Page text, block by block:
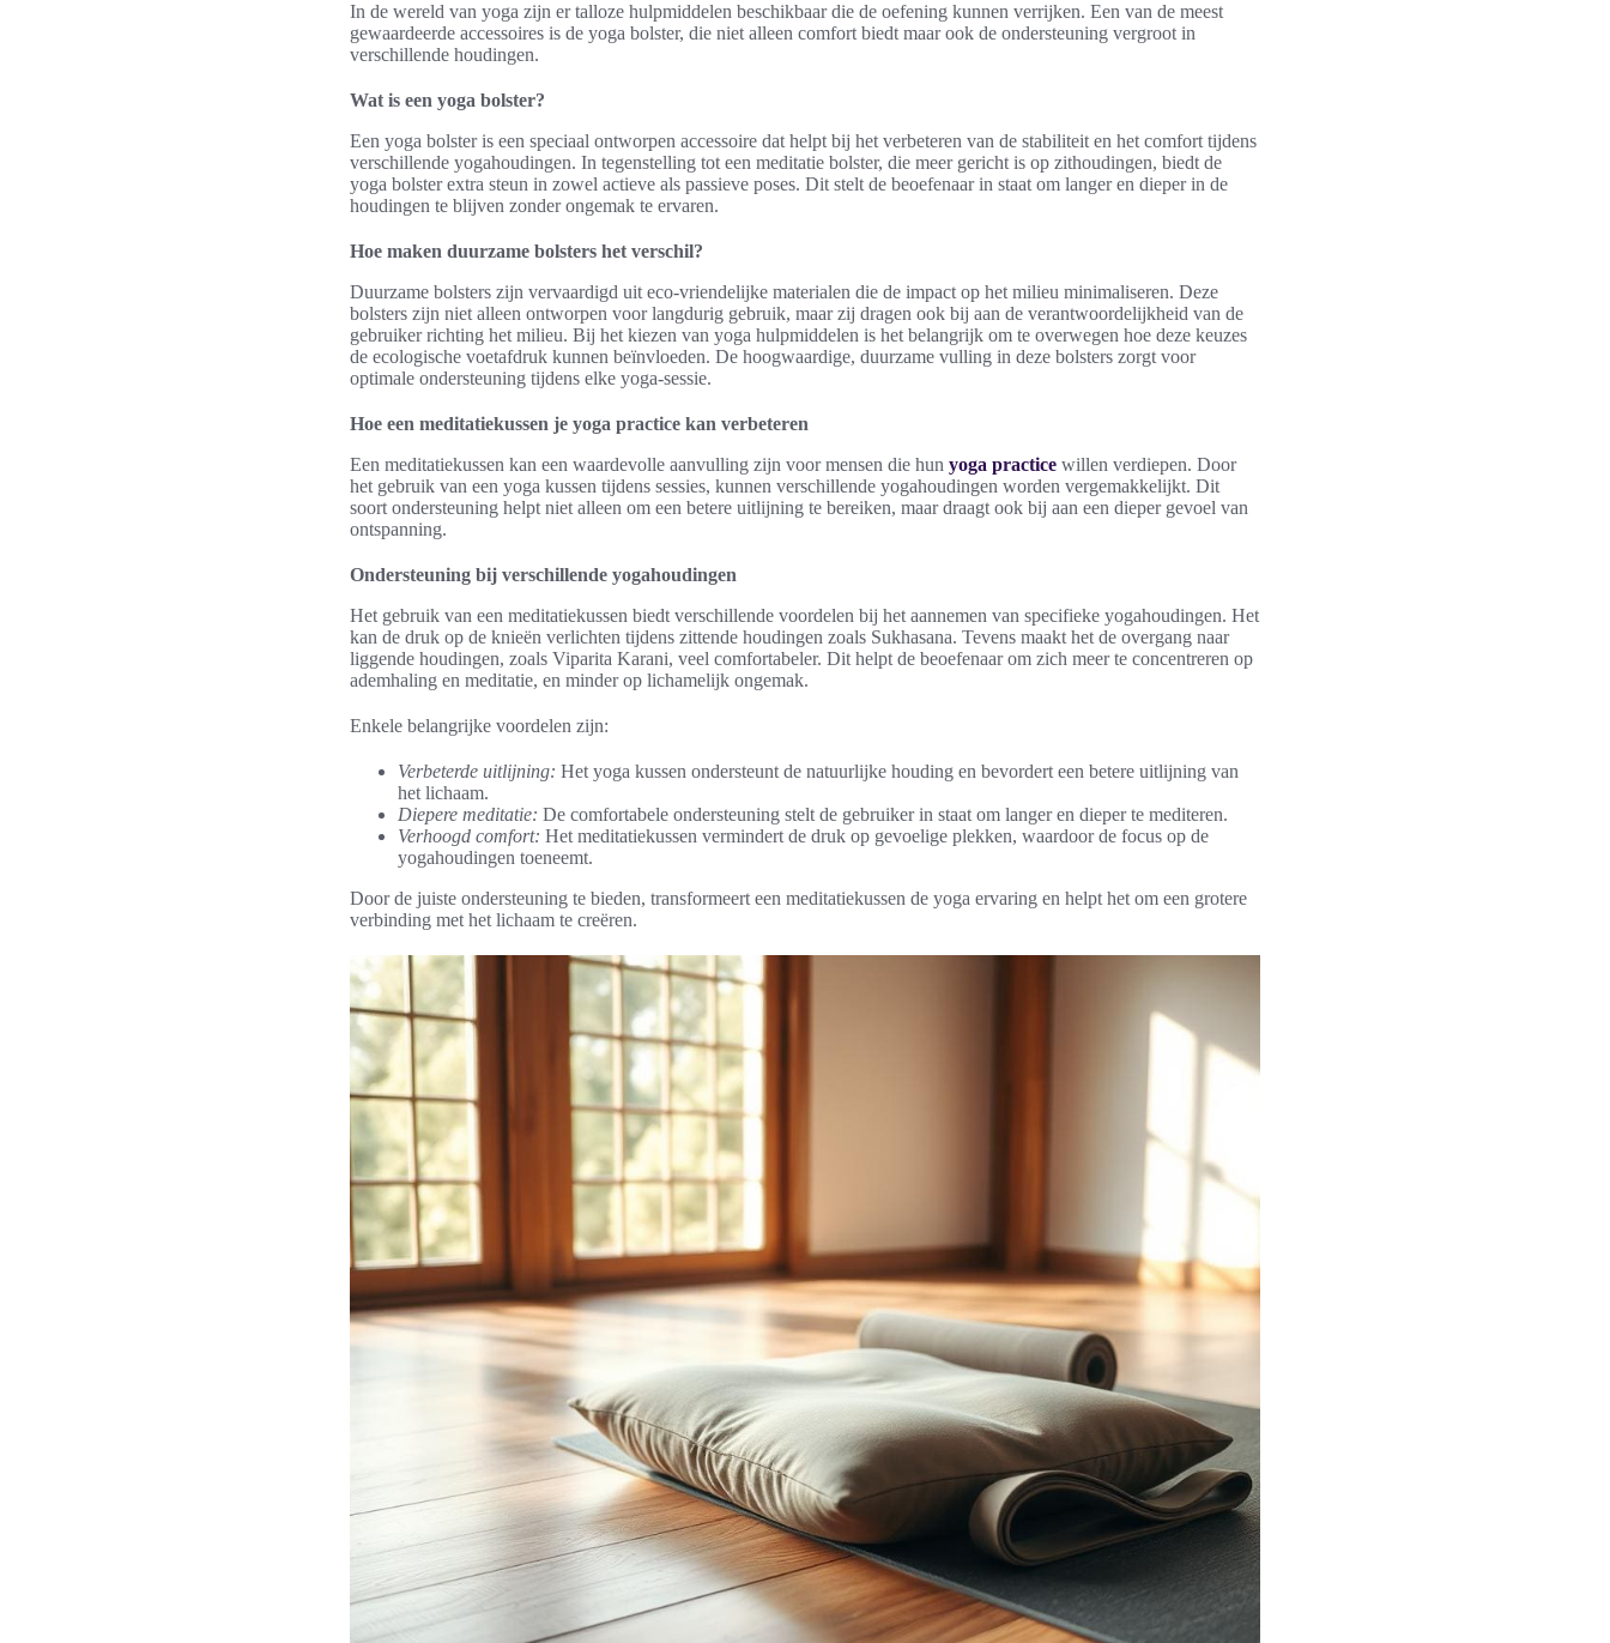
In de wereld van yoga zijn er talloze hulpmiddelen beschikbaar die de oefening kunnen verrijken. Een van de meest
gewaardeerde accessoires is de yoga bolster, die niet alleen comfort biedt maar ook de ondersteuning vergroot in
verschillende houdingen.
Wat is een yoga bolster?
Een yoga bolster is een speciaal ontworpen accessoire dat helpt bij het verbeteren van de stabiliteit en het comfort tijdens
verschillende yogahoudingen. In tegenstelling tot een meditatie bolster, die meer gericht is op zithoudingen, biedt de
yoga bolster extra steun in zowel actieve als passieve poses. Dit stelt de beoefenaar in staat om langer en dieper in de
houdingen te blijven zonder ongemak te ervaren.
Hoe maken duurzame bolsters het verschil?
Duurzame bolsters zijn vervaardigd uit eco-vriendelijke materialen die de impact op het milieu minimaliseren. Deze
bolsters zijn niet alleen ontworpen voor langdurig gebruik, maar zij dragen ook bij aan de verantwoordelijkheid van de
gebruiker richting het milieu. Bij het kiezen van yoga hulpmiddelen is het belangrijk om te overwegen hoe deze keuzes
de ecologische voetafdruk kunnen beïnvloeden. De hoogwaardige, duurzame vulling in deze bolsters zorgt voor
optimale ondersteuning tijdens elke yoga-sessie.
Hoe een meditatiekussen je yoga practice kan verbeteren
Een meditatiekussen kan een waardevolle aanvulling zijn voor mensen die hun yoga practice willen verdiepen. Door
het gebruik van een yoga kussen tijdens sessies, kunnen verschillende yogahoudingen worden vergemakkelijkt. Dit
soort ondersteuning helpt niet alleen om een betere uitlijning te bereiken, maar draagt ook bij aan een dieper gevoel van
ontspanning.
Ondersteuning bij verschillende yogahoudingen
Het gebruik van een meditatiekussen biedt verschillende voordelen bij het aannemen van specifieke yogahoudingen. Het
kan de druk op de knieën verlichten tijdens zittende houdingen zoals Sukhasana. Tevens maakt het de overgang naar
liggende houdingen, zoals Viparita Karani, veel comfortabeler. Dit helpt de beoefenaar om zich meer te concentreren op
ademhaling en meditatie, en minder op lichamelijk ongemak.
Enkele belangrijke voordelen zijn:
Verbeterde uitlijning: Het yoga kussen ondersteunt de natuurlijke houding en bevordert een betere uitlijning van
het lichaam.
Diepere meditatie: De comfortabele ondersteuning stelt de gebruiker in staat om langer en dieper te mediteren.
Verhoogd comfort: Het meditatiekussen vermindert de druk op gevoelige plekken, waardoor de focus op de
yogahoudingen toeneemt.
Door de juiste ondersteuning te bieden, transformeert een meditatiekussen de yoga ervaring en helpt het om een grotere
verbinding met het lichaam te creëren.